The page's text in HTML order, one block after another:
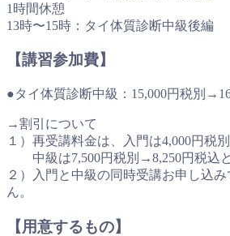
1時間休憩
13時〜15時：タイ体質診断中級後編
【講習参加費】
●タイ体質診断中級：15,000円税別
→割引について
１）再受講料金は、入門は4,000円税
中級は7,500円税別→8,250円税込と
２）入門と中級の同時受講お申し込
ん。
【用意するもの】